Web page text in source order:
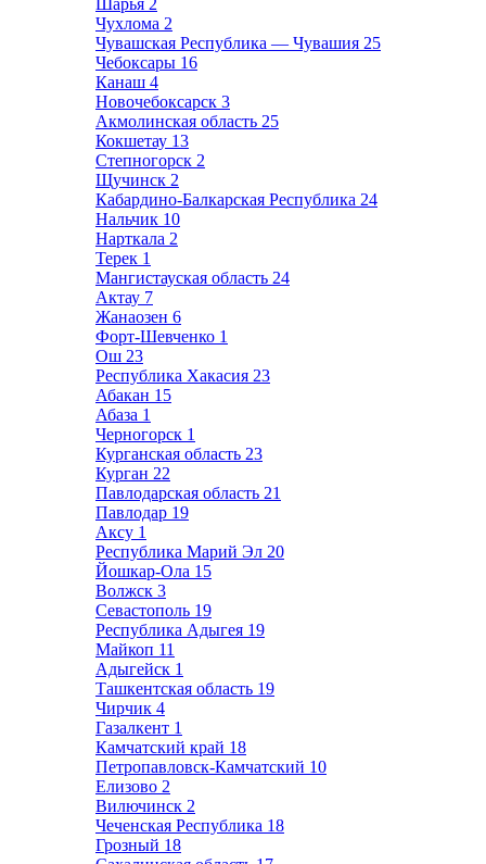
Шарья 2
Чухлома 2
Чувашская Республика — Чувашия 25
Чебоксары 16
Канаш 4
Новочебоксарск 3
Акмолинская область 25
Кокшетау 13
Степногорск 2
Щучинск 2
Кабардино-Балкарская Республика 24
Нальчик 10
Нарткала 2
Терек 1
Мангистауская область 24
Актау 7
Жанаозен 6
Форт-Шевченко 1
Ош 23
Республика Хакасия 23
Абакан 15
Абаза 1
Черногорск 1
Курганская область 23
Курган 22
Павлодарская область 21
Павлодар 19
Аксу 1
Республика Марий Эл 20
Йошкар-Ола 15
Волжск 3
Севастополь 19
Республика Адыгея 19
Майкоп 11
Адыгейск 1
Ташкентская область 19
Чирчик 4
Газалкент 1
Камчатский край 18
Петропавловск-Камчатский 10
Елизово 2
Вилючинск 2
Чеченская Республика 18
Грозный 18